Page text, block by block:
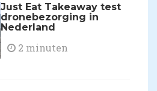
Just Eat Takeaway test
dronebezorging in
Nederland
2 minuten